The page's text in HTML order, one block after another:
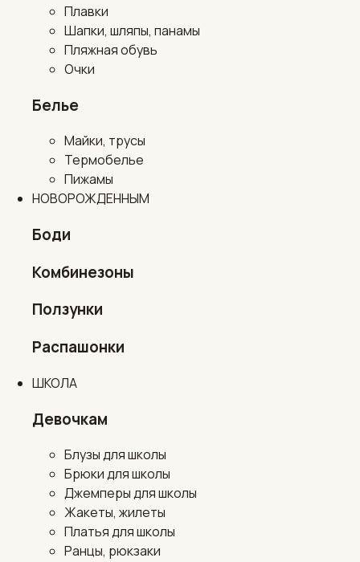
Плавки
Шапки, шляпы, панамы
Пляжная обувь
Очки
Белье
Майки, трусы
Термобелье
Пижамы
НОВОРОЖДЕННЫМ
Боди
Комбинезоны
Ползунки
Распашонки
ШКОЛА
Девочкам
Блузы для школы
Брюки для школы
Джемперы для школы
Жакеты, жилеты
Платья для школы
Ранцы, рюкзаки